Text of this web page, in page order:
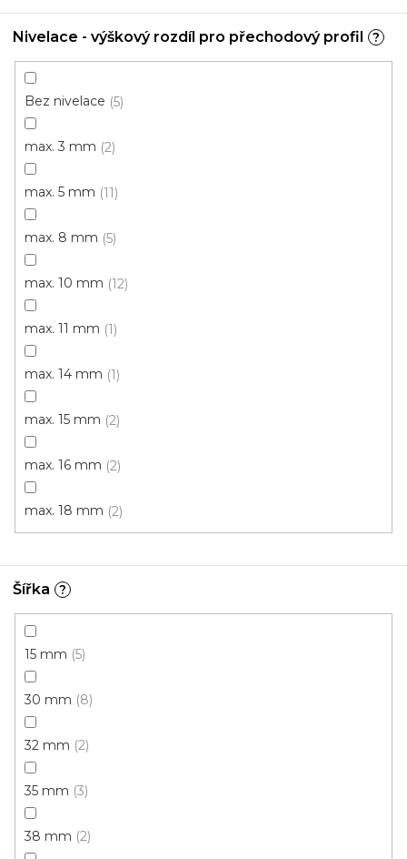
Nivelace - výškový rozdíl pro přechodový profil ?
Bez nivelace 5
max. 3 mm 2
max. 5 mm 11
max. 8 mm 5
max. 10 mm 12
max. 11 mm 1
max. 14 mm 1
max. 15 mm 2
max. 16 mm 2
max. 18 mm 2
Šířka ?
15 mm 5
30 mm 8
32 mm 2
35 mm 3
38 mm 2
PVC soklová lišta obvodová BOLTA
45 Kč / mb
10271/0020 třešeň
PVC soklová lišta obvodová BOLTA SAMOLEPÍCÍ